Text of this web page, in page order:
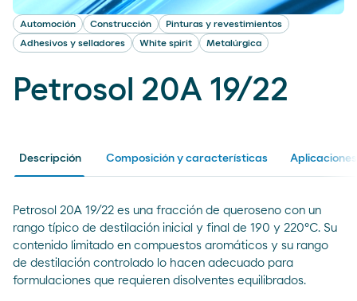
Automoción Construcción
Pinturas y revestimientos
Adhesivos y selladores
White spirit Metalúrgica
Petrosol 20A 19/22
Descripción Composición y características Aplicaciones
Petrosol 20A 19/22 es una fracción de queroseno con un
rango típico de destilación inicial y final de 190 y 220ºC. Su
contenido limitado en compuestos aromáticos y su rango
de destilación controlado lo hacen adecuado para
formulaciones que requieren disolventes equilibrados.